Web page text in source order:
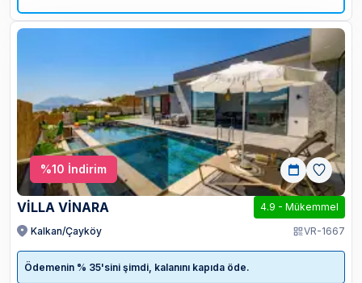
%10 İndirim
VİLLA VİNARA 4.9 - Mükemmel
Kalkan/Çayköy
VR-1667
Ödemenin % 35'sini şimdi, kalanını kapıda öde.